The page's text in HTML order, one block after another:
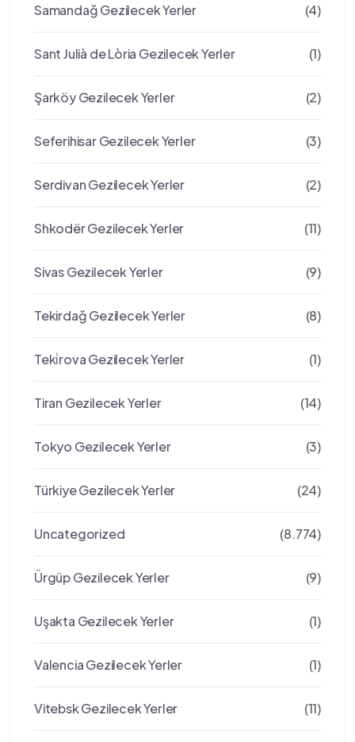
Samandağ Gezilecek Yerler (4)
Sant Julià de Lòria Gezilecek Yerler (1)
Şarköy Gezilecek Yerler (2)
Seferihisar Gezilecek Yerler (3)
Serdivan Gezilecek Yerler (2)
Shkodër Gezilecek Yerler (11)
Sivas Gezilecek Yerler (9)
Tekirdağ Gezilecek Yerler (8)
Teki̇rova Gezilecek Yerler (1)
Tiran Gezilecek Yerler (14)
Tokyo Gezilecek Yerler (3)
Türkiye Gezilecek Yerler (24)
Uncategorized (8.774)
Ürgüp Gezilecek Yerler (9)
Uşakta Gezilecek Yerler (1)
Valencia Gezilecek Yerler (1)
Vitebsk Gezilecek Yerler (11)